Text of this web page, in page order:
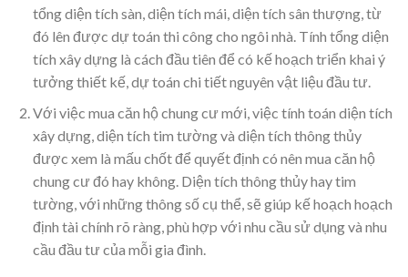
tổng diện tích sàn, diện tích mái, diện tích sân thượng, từ
đó lên được dự toán thi công cho ngôi nhà. Tính tổng diện
tích xây dựng là cách đầu tiên để có kế hoạch triển khai ý
tưởng thiết kế, dự toán chi tiết nguyên vật liệu đầu tư.
Với việc mua căn hộ chung cư mới, việc tính toán diện tích
xây dựng, diện tích tim tường và diện tích thông thủy
được xem là mấu chốt để quyết định có nên mua căn hộ
chung cư đó hay không. Diện tích thông thủy hay tim
tường, với những thông số cụ thể, sẽ giúp kế hoạch hoạch
định tài chính rõ ràng, phù hợp với nhu cầu sử dụng và nhu
cầu đầu tư của mỗi gia đình.